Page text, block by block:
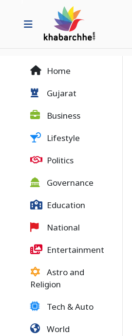
Home
Gujarat
Business
Lifestyle
Politics
Governance
Education
National
Entertainment
Astro and
Religion
Tech & Auto
World